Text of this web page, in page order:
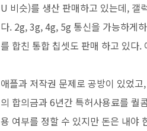
U 비슷)를 생산 판매하고 있는데, 갤
다. 2g, 3g, 4g, 5g 통신을 가능하게
를 합친 통합 칩셋도 판매 하고 있다
애플과 저작권 문제로 공방이 있었
의 합의금과 6년간 특허사용료를 퀄
용 여부를 정할 수 있지만 돈은 내야